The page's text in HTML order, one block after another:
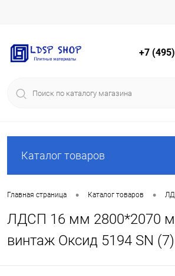
+7
Каталог товаров
Главная страница • Каталог товаров •
ЛДСП 16 мм 2800*2070
винтаж Оксид 5194 SN